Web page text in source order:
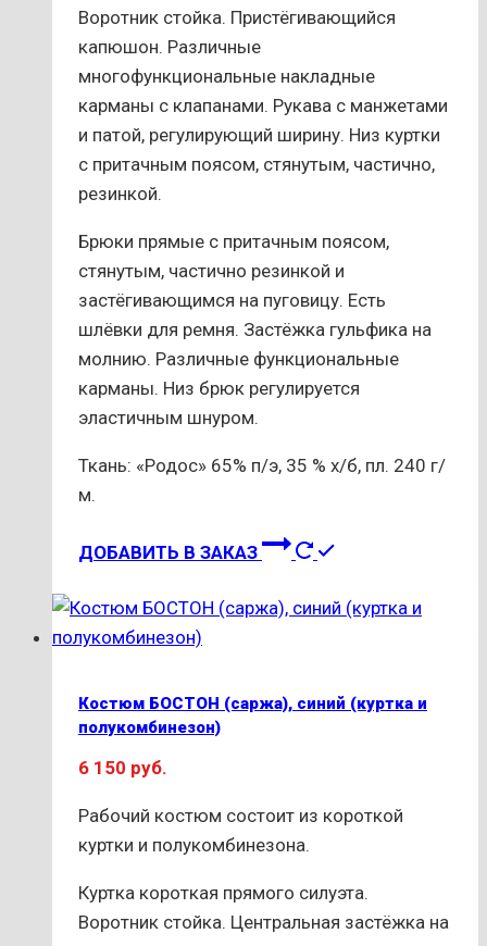
Воротник стойка. Пристёгивающийся
капюшон. Различные
многофункциональные накладные
карманы с клапанами. Рукава с манжетами
и патой, регулирующий ширину. Низ куртки
с притачным поясом, стянутым, частично,
резинкой.
Брюки прямые с притачным поясом,
стянутым, частично резинкой и
застёгивающимся на пуговицу. Есть
шлёвки для ремня. Застёжка гульфика на
молнию. Различные функциональные
карманы. Низ брюк регулируется
эластичным шнуром.
Ткань: «Родос» 65% п/э, 35 % х/б, пл. 240 г/
м.
ДОБАВИТЬ В ЗАКАЗ
Этот
имеет
можно
странице
Костюм БОСТОН (саржа), синий (куртка и
полукомбинезон)
6 150 руб.
Рабочий костюм состоит из короткой
куртки и полукомбинезона.
Куртка короткая прямого силуэта.
Воротник стойка. Центральная застёжка на